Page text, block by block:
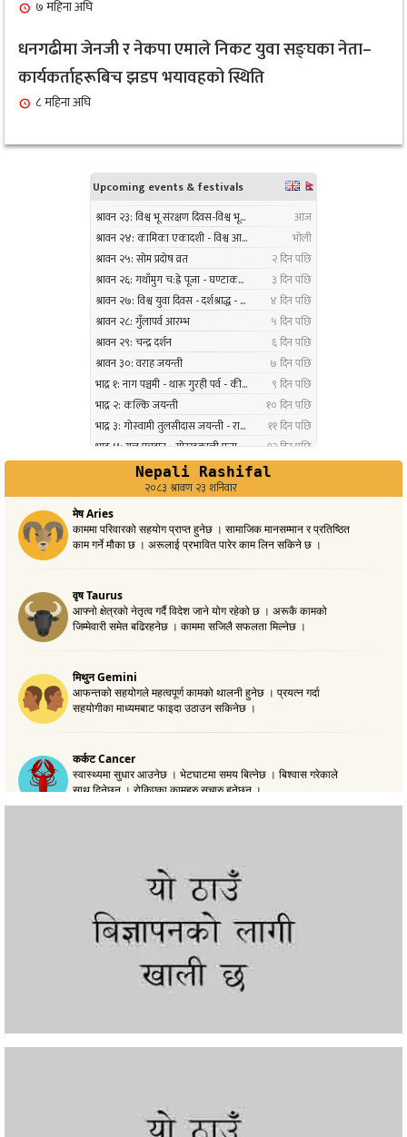
९
सर्लाहीका बिमल साहलाई भारतको मुम्बईमा ‘हार्मोनियम
ट्युनिङ विशेषज्ञ’ पदकबाट सम्मानित
३ महिना अघि
१०
नगरप्रमुख तामाङको अध्यक्षतामा जलवायु उत्थानशील
कार्यढाँचा सम्बन्धी एकदिने क्षमता अभिवृद्धि कार्यक्रम
सम्पन्न
७ महिना अघि
धनगढीमा जेनजी र नेकपा एमाले निकट युवा सङ्घका नेता–
कार्यकर्ताहरूबिच झडप भयावहको स्थिति
८ महिना अघि